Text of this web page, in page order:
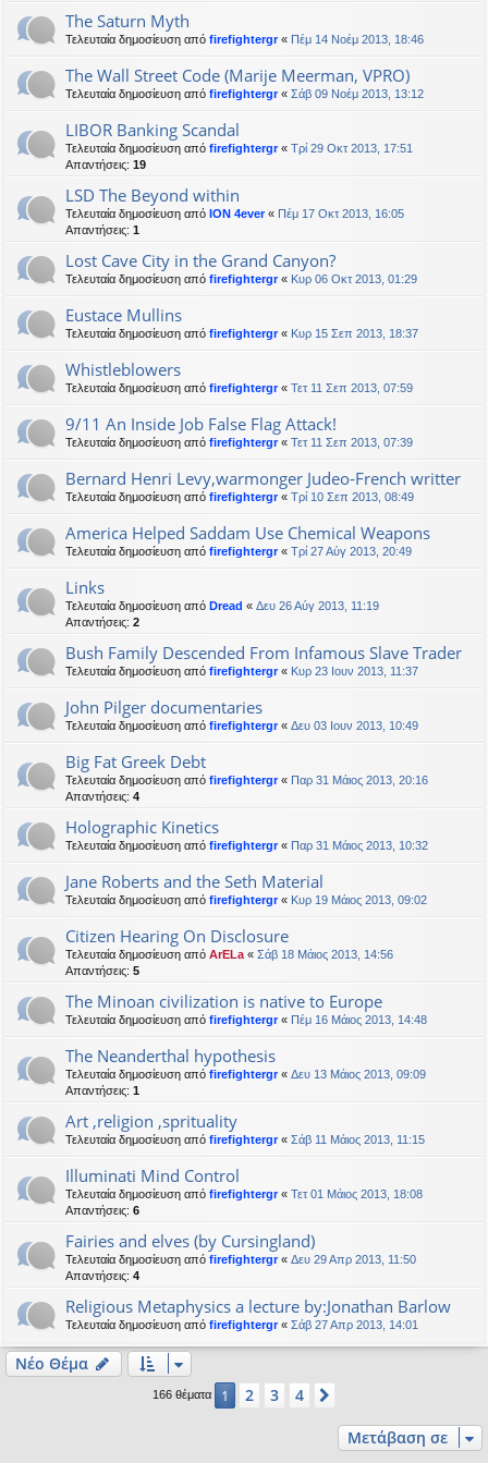
The Saturn Myth
Τελευταία δημοσίευση από firefightergr« Πέμ 14 Νοέμ 2013, 18:46
The Wall Street Code (Marije Meerman, VPRO)
Τελευταία δημοσίευση από firefightergr« Σάβ 09 Νοέμ 2013, 13:12
LIBOR Banking Scandal
Τελευταία δημοσίευση από firefightergr« Τρί 29 Οκτ 2013, 17:51
Απαντήσεις: 19
LSD The Beyond within
Τελευταία δημοσίευση από ION 4ever« Πέμ 17 Οκτ 2013, 16:05
Απαντήσεις: 1
Lost Cave City in the Grand Canyon?
Τελευταία δημοσίευση από firefightergr« Κυρ 06 Οκτ 2013, 01:29
Eustace Mullins
Τελευταία δημοσίευση από firefightergr« Κυρ 15 Σεπ 2013, 18:37
Whistleblowers
Τελευταία δημοσίευση από firefightergr« Τετ 11 Σεπ 2013, 07:59
9/11 An Inside Job False Flag Attack!
Τελευταία δημοσίευση από firefightergr« Τετ 11 Σεπ 2013, 07:39
Bernard Henri Levy,warmonger Judeo-French writter
Τελευταία δημοσίευση από firefightergr« Τρί 10 Σεπ 2013, 08:49
America Helped Saddam Use Chemical Weapons
Τελευταία δημοσίευση από firefightergr« Τρί 27 Αύγ 2013, 20:49
Links
Τελευταία δημοσίευση από Dread « Δευ 26 Αύγ 2013, 11:19
Απαντήσεις: 2
Bush Family Descended From Infamous Slave Trader
Τελευταία δημοσίευση από firefightergr« Κυρ 23 Ιουν 2013, 11:37
John Pilger documentaries
Τελευταία δημοσίευση από firefightergr« Δευ 03 Ιουν 2013, 10:49
Big Fat Greek Debt
Τελευταία δημοσίευση από firefightergr« Παρ 31 Μάιος 2013, 20:16
Απαντήσεις: 4
Holographic Kinetics
Τελευταία δημοσίευση από firefightergr« Παρ 31 Μάιος 2013, 10:32
Jane Roberts and the Seth Material
Τελευταία δημοσίευση από firefightergr« Κυρ 19 Μάιος 2013, 09:02
Citizen Hearing On Disclosure
Τελευταία δημοσίευση από ArELa « Σάβ 18 Μάιος 2013, 14:56
Απαντήσεις: 5
The Minoan civilization is native to Europe
Τελευταία δημοσίευση από firefightergr« Πέμ 16 Μάιος 2013, 14:48
The Neanderthal hypothesis
Τελευταία δημοσίευση από firefightergr« Δευ 13 Μάιος 2013, 09:09
Απαντήσεις: 1
Art ,religion ,sprituality
Τελευταία δημοσίευση από firefightergr« Σάβ 11 Μάιος 2013, 11:15
Illuminati Mind Control
Τελευταία δημοσίευση από firefightergr« Τετ 01 Μάιος 2013, 18:08
Απαντήσεις: 6
Fairies and elves (by Cursingland)
Τελευταία δημοσίευση από firefightergr« Δευ 29 Απρ 2013, 11:50
Απαντήσεις: 4
Religious Metaphysics a lecture by:Jonathan Barlow
Τελευταία δημοσίευση από firefightergr« Σάβ 27 Απρ 2013, 14:01
Νέο Θέμα
166 θέματα 1 2 3 4
Μετάβαση σε